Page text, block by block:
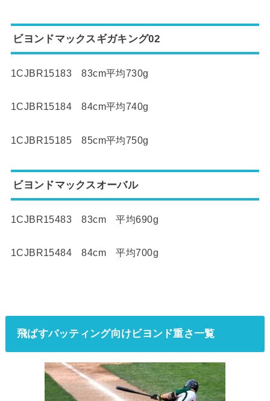
ビヨンドマックスギガキング02
1CJBR15183 83cm平均730g
1CJBR15184 84cm平均740g
1CJBR15185 85cm平均750g
ビヨンドマックスオーバル
1CJBR15483 83cm 平均690g
1CJBR15484 84cm 平均700g
飛ばすバッティング向けビヨンド重さ一覧